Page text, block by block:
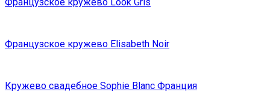
Французское кружево Elisabeth Noir
Кружево свадебное Sophie Blanc Франция